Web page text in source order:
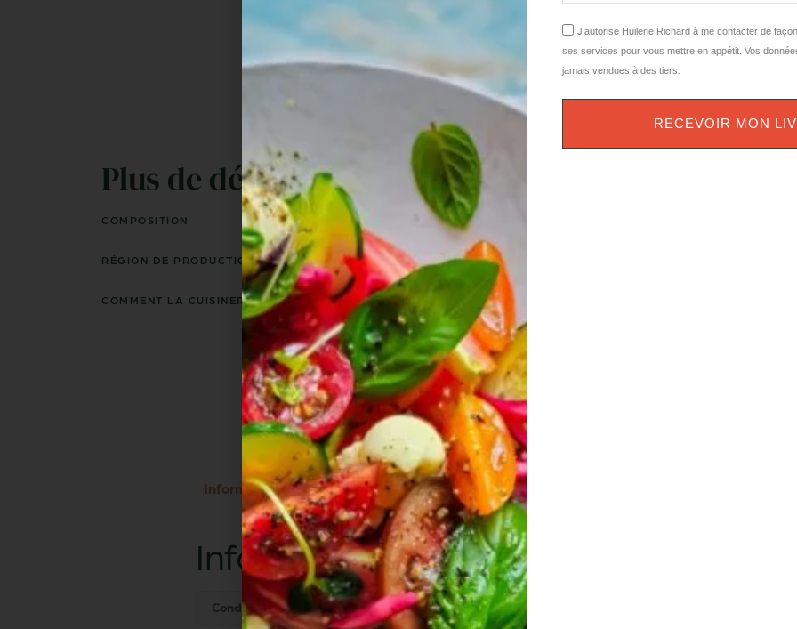
Plus de détails ...
COMPOSITION
RÉGION DE PRODUCTION
COMMENT LA CUISINER ?
Informations complémentaires Parrainer un ami
Informations complémentaires
Conditionnement 210 g
J’autorise Huilerie Richard à me contacter de
ses services pour vous mettre en appétit. Vos
jamais vendues à des tiers.
RECEVOIR MON